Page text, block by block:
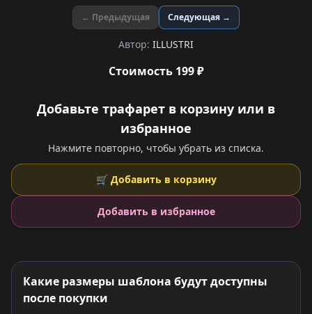
← Предыдущая Следующая →
Автор: ILLUSTRI
Стоимость 199 ₽
Добавьте трафарет в корзину или в
избранное
Нажмите повторно, чтобы убрать из списка.
🛒 Добавить в корзину
Добавить в избранное
Какие размеры шаблона будут доступны
после покупки